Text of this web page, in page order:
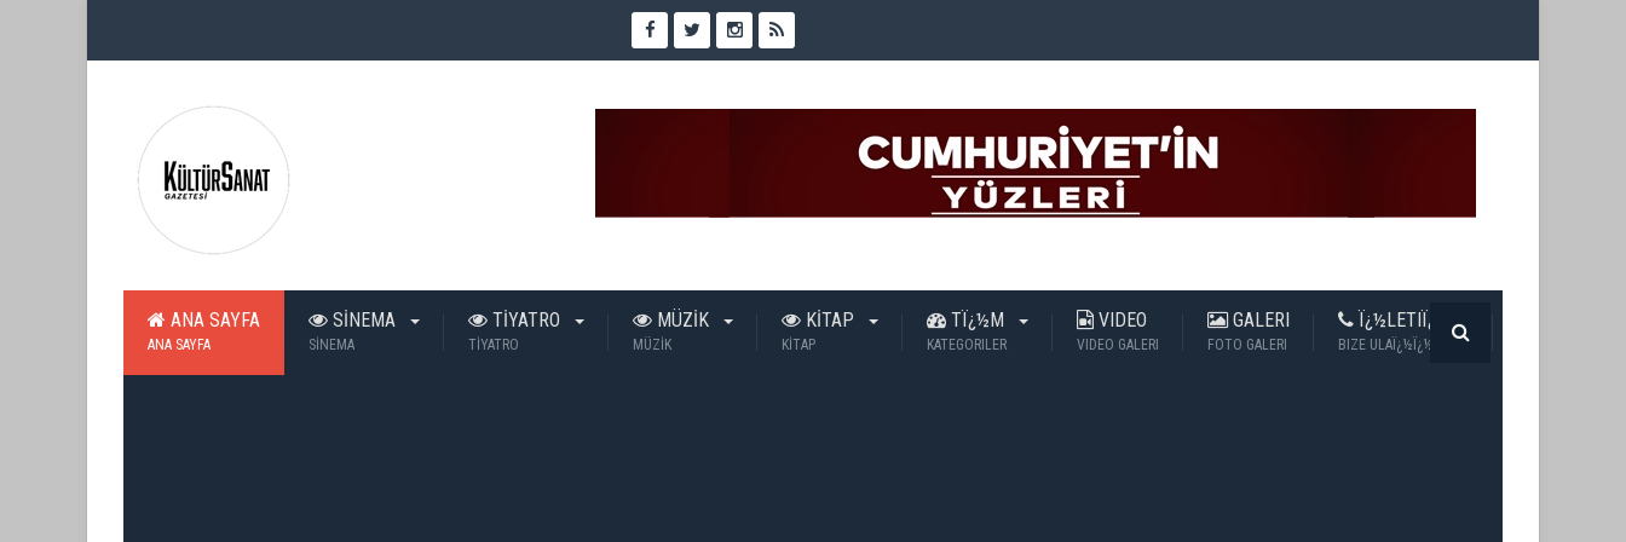
ANA SAYFA
ANA SAYFA
SİNEMA
SİNEMA
TİYATRO
TİYATRO
MÜZİK
MÜZİK
KİTAP
KİTAP
TÏ¿½M
KATEGORILER
VIDEO
VIDEO GALERI
GALERI
FOTO GALERI
Ï¿½LETIÏ¿½IM
BIZE ULAÏ¿½Ï¿½N